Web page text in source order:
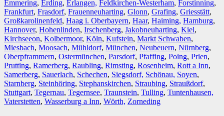
Emmering, Erding, Erlangen, Feldkirchen-Westerham, Forstinning,
Frankfurt, Frasdorf, Frauenneuharting, Glonn, Grafing, Griesstätt,
Großkarolinenfeld, Haag i. Oberbayern, Haar, Haiming, Hamburg,
Hannover, Hohenlinden, Irschenberg, Jakobneuharting, Kiel,
Kirchseeon, Kolbermoor, Köln, Kufstein, Markt Schwaben,
Miesbach, Moosach, Mühldorf, München, Neubeuern, Nürnberg,
Oberpframmern, Ostermünchen, Parsdorf, Pfaffing, Poing, Prien,
Prutting, Ramerberg, Raubling, Rimsting, Rosenheim, Rott a Inn,
Samerberg, Sauerlach, Schechen, Siegsdorf, Schönau, Soyen,
Starnberg, Steinhöring, Stephanskirchen, Straubing, Straußdorf,
Stuttgart, Tegernau, Tegernsee, Traunstein, Tulling, Tuntenhausen,
Vaterstetten, Wasserburg a Inn, Wörth, Zorneding